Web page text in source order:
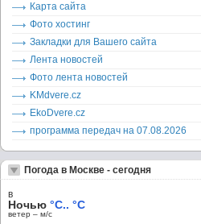
Карта сайта
Фото хостинг
Закладки для Вашего сайта
Лента новостей
Фото лента новостей
KMdvere.cz
EkoDvere.cz
программа передач на 07.08.2026
Погода в Москве - сегодня
в
Ночью °C.. °C
ветер – м/c